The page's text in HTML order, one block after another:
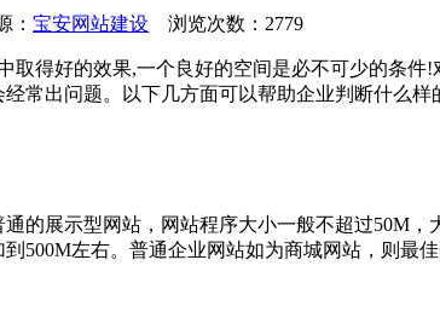
： 宝安网站建设 浏览次数：2779
得好的效果,一个良好的空间是必不可少的条
常出问题。以下几方面可以帮助企业判断什么
的展示型网站，网站程序大小一般不超过50M
500M左右。普通企业网站如为商城网站，则最